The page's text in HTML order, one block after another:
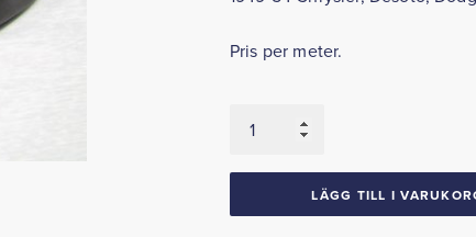
Pris per meter.
1941-
LÄGG TILL I